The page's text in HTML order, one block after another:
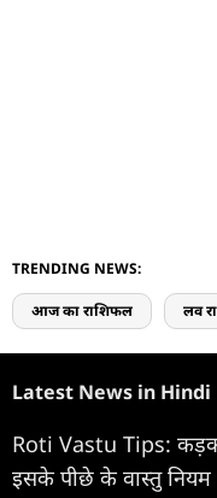
TRENDING NEWS:
आज का राशिफल लव
Latest News in Hindi
Roti Vastu Tips: कड़क
इसके पीछे के वास्तु नियम